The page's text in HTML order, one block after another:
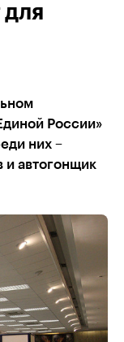
для
России»
них –
и автогонщик